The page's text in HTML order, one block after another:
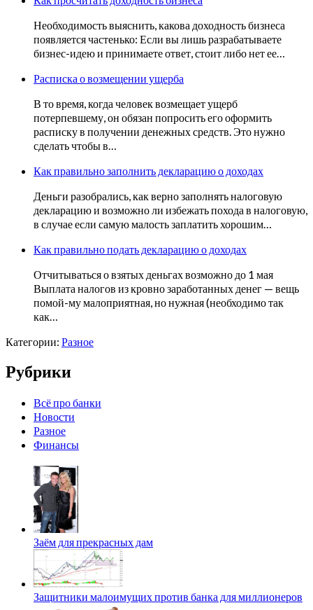
Необходимость выяснить, какова доходность бизнеса
появляется частенько: Если вы лишь разрабатываете
бизнес-идею и принимаете ответ, стоит либо нет ее…
Расписка о возмещении ущерба
В то время, когда человек возмещает ущерб
потерпевшему, он обязан попросить его оформить
расписку в получении денежных средств. Это нужно
сделать чтобы в…
Как правильно заполнить декларацию о доходах
Деньги разобрались, как верно заполнять налоговую
декларацию и возможно ли избежать похода в налоговую,
в случае если самую малость заплатить хорошим…
Как правильно подать декларацию о доходах
Отчитываться о взятых деньгах возможно до 1 мая
Выплата налогов из кровно заработанных денег — вещь
помой-му малоприятная, но нужная (необходимо так
как…
Категории: Разное
Рубрики
Всё про банки
Новости
Разное
Финансы
Заём для прекрасных дам
Защитники малоимущих против банка для миллионеров